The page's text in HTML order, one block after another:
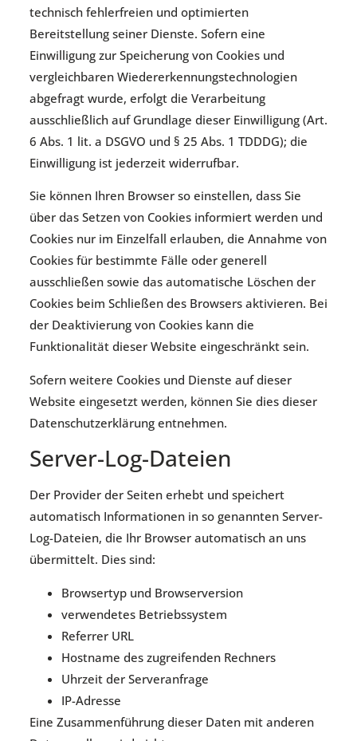
technisch fehlerfreien und optimierten
Bereitstellung seiner Dienste. Sofern eine
Einwilligung zur Speicherung von Cookies und
vergleichbaren Wiedererkennungstechnologien
abgefragt wurde, erfolgt die Verarbeitung
ausschließlich auf Grundlage dieser Einwilligung (Art.
6 Abs. 1 lit. a DSGVO und § 25 Abs. 1 TDDDG); die
Einwilligung ist jederzeit widerrufbar.
Sie können Ihren Browser so einstellen, dass Sie
über das Setzen von Cookies informiert werden und
Cookies nur im Einzelfall erlauben, die Annahme von
Cookies für bestimmte Fälle oder generell
ausschließen sowie das automatische Löschen der
Cookies beim Schließen des Browsers aktivieren. Bei
der Deaktivierung von Cookies kann die
Funktionalität dieser Website eingeschränkt sein.
Sofern weitere Cookies und Dienste auf dieser
Website eingesetzt werden, können Sie dies dieser
Datenschutzerklärung entnehmen.
Server-Log-Dateien
Der Provider der Seiten erhebt und speichert
automatisch Informationen in so genannten Server-
Log-Dateien, die Ihr Browser automatisch an uns
übermittelt. Dies sind:
Browsertyp und Browserversion
verwendetes Betriebssystem
Referrer URL
Hostname des zugreifenden Rechners
Uhrzeit der Serveranfrage
IP-Adresse
Eine Zusammenführung dieser Daten mit anderen